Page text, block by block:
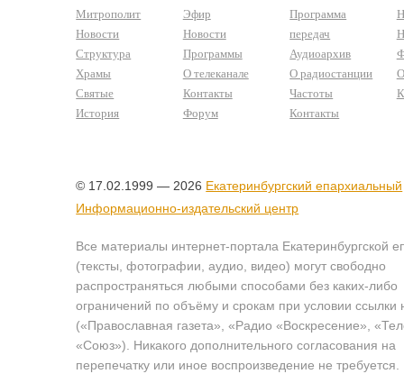
Митрополит
Новости
Структура
Храмы
Святые
История
Эфир
Новости
Программы
О телеканале
Контакты
Форум
Программа
передач
Аудиоархив
О радиостанции
Частоты
Контакты
© 17.02.1999 — 2026 Екатеринбургский епархиальный
Информационно-издательский центр
Все материалы интернет-портала Екатеринбургской
(тексты, фотографии, аудио, видео) могут свободно
распространяться любыми способами без каких-либо
ограничений по объёму и срокам при условии ссылки
(«Православная газета», «Радио «Воскресение»,
«Союз»). Никакого дополнительного согласования на
перепечатку или иное воспроизведение не требуется.